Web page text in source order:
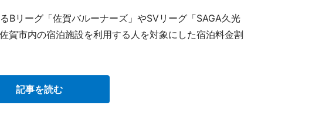
Bリーグ「佐賀バルーナーズ」やSVリーグ「SAGA久光
賀市内の宿泊施設を利用する人を対象にした宿泊料金割
記事を読む